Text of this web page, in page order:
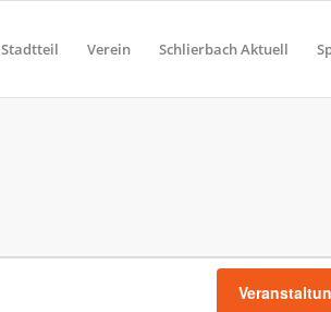
Stadtteil Verein Schlierbach Aktuell